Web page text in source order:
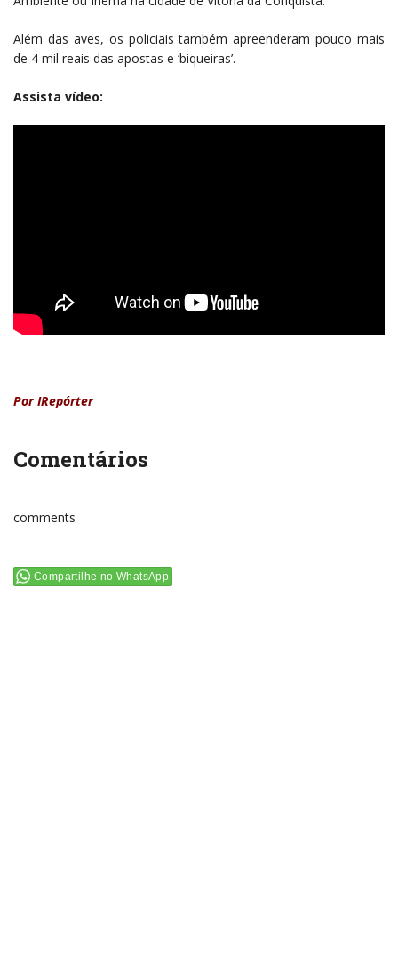
Além das aves, os policiais também apreenderam pouco mais
de 4 mil reais das apostas e ‘biqueiras’.
Assista vídeo:
Por IRepórter
Comentários
comments
Compartilhe no WhatsApp